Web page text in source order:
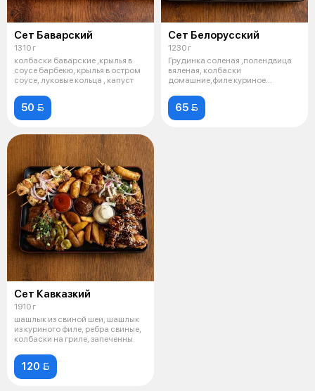
Сет Баварский
1310 г
колбаски баварские ,крылья в
соусе барбекю, крылья в остром
соусе, луковые кольца , капуст
50 
Сет Белорусский
1230 г
Грудинка соленая ,полендвица
вяленая, колбаски
домашние,филе куриное
65 
Сет Кавказкий
1910 г
шашлык из свиной шеи, шашлык
из куриного филе, ребра свиные,
колбаски на гриле, запеченны
120 